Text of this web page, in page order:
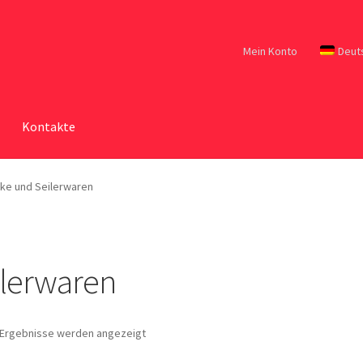
Mein Konto
Kontakte
und Seilerwaren
werden angezeigt